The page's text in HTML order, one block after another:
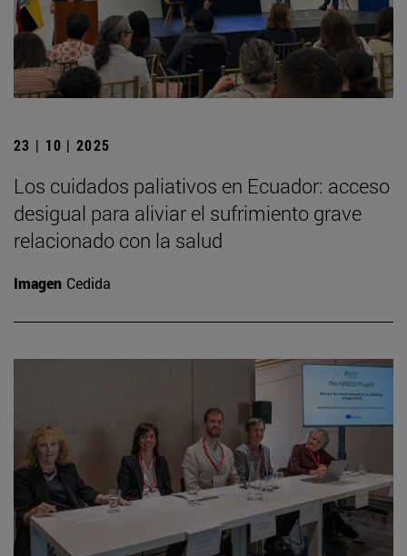
23 | 10 | 2025
Los cuidados paliativos en Ecuador: acceso
desigual para aliviar el sufrimiento grave
relacionado con la salud
Imagen Cedida